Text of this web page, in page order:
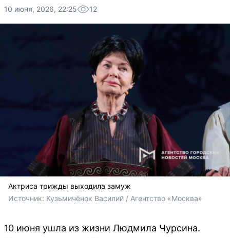
10 июня, 2026, 22:25 12
Актриса трижды выходила замуж
Источник: Кузьмичёнок Василий / Агентство «Москва»
10 июня ушла из жизни Людмила Чурсина.